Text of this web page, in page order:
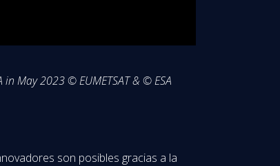
May 2023 © EUMETSAT & © ESA
son posibles gracias a la